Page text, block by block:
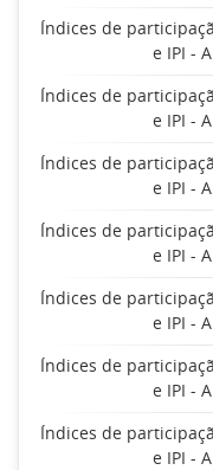
Índices de
e IPI -
Índices de
e IPI -
Índices de
e IPI -
Índices de
e IPI -
Índices de
e IPI -
Índices de
e IPI -
Índices de
e IPI -